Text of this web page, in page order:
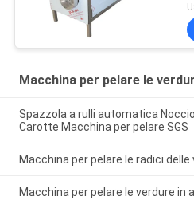
Macchina per pelare le
Spazzola a rulli automatica
Carotte Macchina per pelare SGS
Macchina per pelare le radici
Macchina per pelare le verdure in